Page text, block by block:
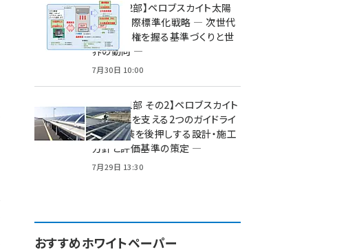
特集【第2部】ペロブスカイト太陽
電池の国際標準化戦略 ― 次世代
市場の覇権を握る基準づくりと世
界の動向 ―
7月30日 10:00
特集【第1部 その2】ペロブスカイト
太陽電池を支える2つのガイドライ
ン ― 実装を後押しする設計・施工
方針と評価基準の策定 ―
7月29日 13:30
おすすめホワイトペーパー